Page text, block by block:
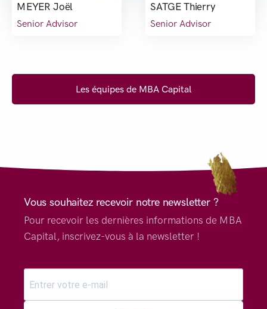
MEYER Joël
Senior Advisor
SATGE Thierry
Senior Advisor
Les équipes de MBA Capital
Vous souhaitez recevoir notre newsletter ?
Pour recevoir les dernières informations de MBA
Capital, inscrivez-vous à la newsletter !